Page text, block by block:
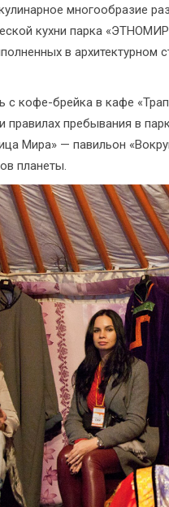
многообразие
кухни парка
в архитектурном
с кофе-брейка в кафе
пребывания в
Мира» — павильон
планеты.